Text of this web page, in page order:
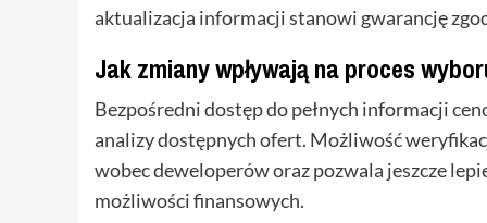
aktualizacja informacji stanowi gwarancję
Jak zmiany wpływają na proces
Bezpośredni dostęp do pełnych informacji
analizy dostępnych ofert. Możliwość
wobec deweloperów oraz pozwala jeszcze
możliwości finansowych.